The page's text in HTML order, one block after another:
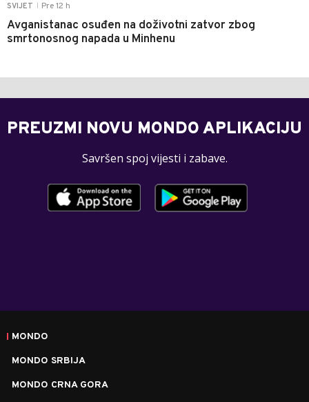
SVIJET Pre 12 h
Avganistanac osuđen na doživotni zatvor zbog
smrtonosnog napada u Minhenu
PREUZMI NOVU MONDO APLIKACIJU
Savršen spoj vijesti i zabave.
MONDO
MONDO SRBIJA
MONDO CRNA GORA